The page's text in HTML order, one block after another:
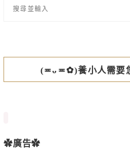
(≖ᴗ≖✿)養小人需要
✿廣告✿